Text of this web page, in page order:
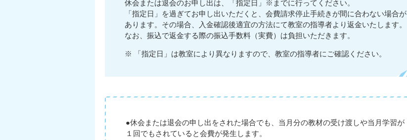
休会または退会のお申し出は、「指定日」※までに行ってください。
「指定日」を過ぎてお申し出いただくと、会費請求停止手続きが間に合わない場合が
あります。その場合、入金確認後適宜の方法にて教室の指導者より返金いたします。
なお、振込で返金する際の振込手数料（実費）は負担いただきます。
※ 「指定日」は教室により異なりますので、教室の指導者にご確認ください。
●休会または退会の申し出をされた場合でも、当月分の教材の受け渡しや当月学習が
１回でもされていると会費が発生します。